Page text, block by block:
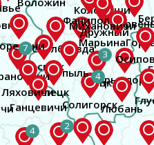
3
4
4
7
2